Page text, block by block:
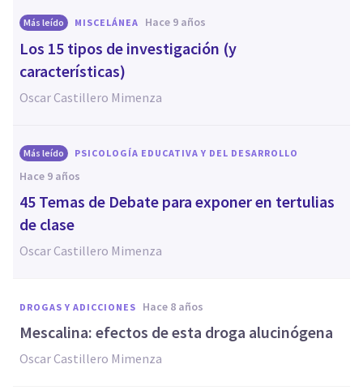
Más leído MISCELÁNEA hace 9 años
Los 15 tipos de investigación (y
características)
Oscar Castillero Mimenza
Más leído PSICOLOGÍA EDUCATIVA Y DEL DESARROLLO
hace 9 años
45 Temas de Debate para exponer en tertulias
de clase
Oscar Castillero Mimenza
DROGAS Y ADICCIONES hace 8 años
Mescalina: efectos de esta droga alucinógena
Oscar Castillero Mimenza